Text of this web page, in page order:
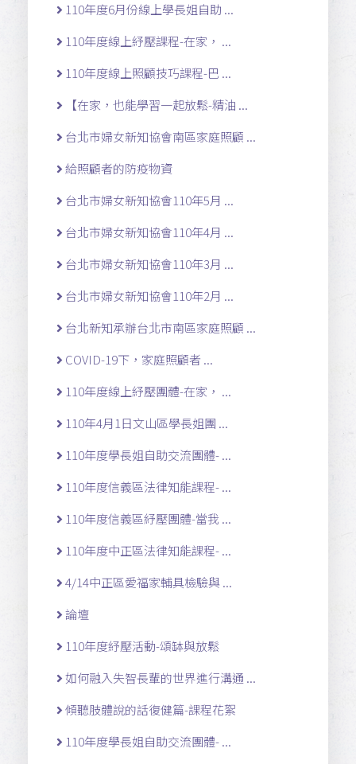
110年度6月份線上學長姐自助 ...
110年度線上紓壓課程-在家， ...
110年度線上照顧技巧課程-巴 ...
【在家，也能學習一起放鬆-精油 ...
台北市婦女新知協會南區家庭照顧 ...
給照顧者的防疫物資
台北市婦女新知協會110年5月 ...
台北市婦女新知協會110年4月 ...
台北市婦女新知協會110年3月 ...
台北市婦女新知協會110年2月 ...
台北新知承辦台北市南區家庭照顧 ...
COVID-19下，家庭照顧者 ...
110年度線上紓壓團體-在家， ...
110年4月1日文山區學長姐團 ...
110年度學長姐自助交流團體- ...
110年度信義區法律知能課程- ...
110年度信義區紓壓團體-當我 ...
110年度中正區法律知能課程- ...
4/14中正區愛福家輔具檢驗與 ...
論壇
110年度紓壓活動-頌缽與放鬆
如何融入失智長輩的世界進行溝通 ...
傾聽肢體說的話復健篇-課程花絮
110年度學長姐自助交流團體- ...